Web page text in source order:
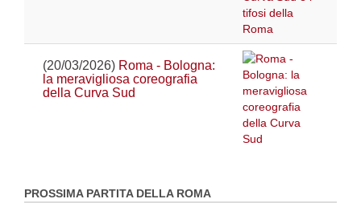
(20/03/2026) Roma - Bologna:
la meravigliosa coreografia
della Curva Sud
PROSSIMA PARTITA DELLA ROMA